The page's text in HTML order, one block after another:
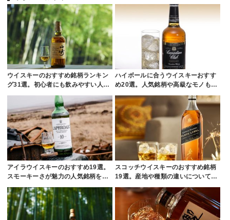
ウイスキーのおすすめ銘柄ランキン
グ31選。初心者にも飲みやすい人…
ハイボールに合うウイスキーおすす
め20選。人気銘柄や高級なモノも…
アイラウイスキーのおすすめ19選。
スモーキーさが魅力の人気銘柄を…
スコッチウイスキーのおすすめ銘柄
19選。産地や種類の違いについて…